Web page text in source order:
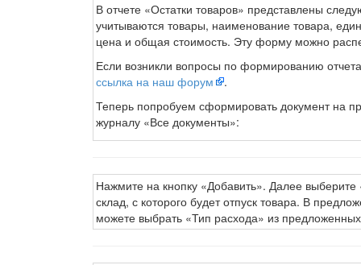
В отчете «Остатки товаров» представлены
учитываются товары, наименование товара,
цена и общая стоимость. Эту форму можно
Если возникли вопросы по формированию
ссылка на наш форум
.
Теперь попробуем сформировать документ на
журналу «Все документы»:
Нажмите на кнопку «Добавить». Далее выберите
склад, с которого будет отпуск товара. В
можете выбрать «Тип расхода» из